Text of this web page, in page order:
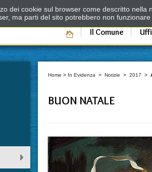
Il Comune
Home > In Evidenza >Notizie >2017 >
BUON NATALE
dei cookie sul browser come descritto nella
ma parti del sito potrebbero non funzionare